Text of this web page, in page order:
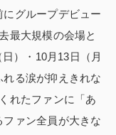
グループデビュー
最大規模の会場と
）・10月13日（月
る涙が抑えきれな
れたファンに「あ
ァン全員が大きな